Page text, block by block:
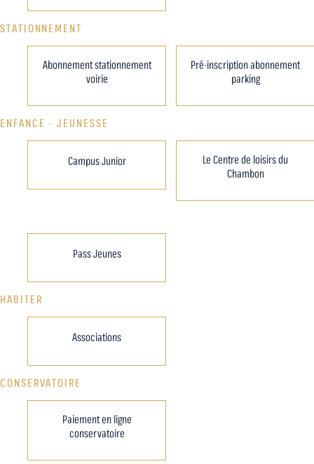
STATIONNEMENT
Abonnement stationnement
voirie
Pré-inscription abonnement
parking
ENFANCE - JEUNESSE
Campus Junior
Le Centre de loisirs du
Chambon
Pass Jeunes
HABITER
Associations
CONSERVATOIRE
Paiement en ligne
conservatoire